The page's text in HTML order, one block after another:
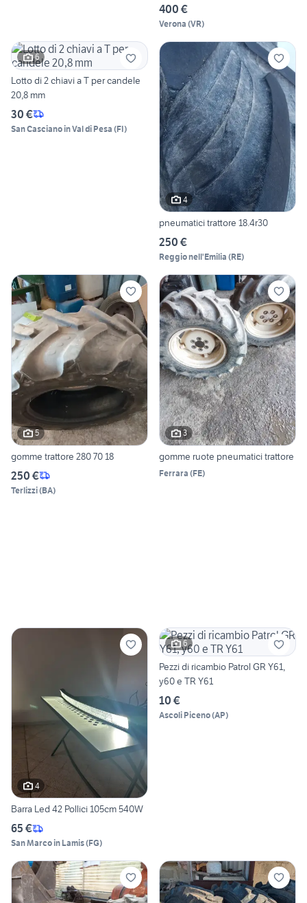
400 €
Verona (VR)
6
Lotto di 2 chiavi a T per candele
20,8 mm
30 €
San Casciano in Val di Pesa (FI)
4
pneumatici trattore 18.4r30
250 €
Reggio nell'Emilia (RE)
5
gomme trattore 280 70 18
250 €
Terlizzi(BA)
3
gomme ruote pneumatici trattore
Ferrara (FE)
4
Barra Led 42 Pollici 105cm 540W
65 €
San Marco in Lamis(FG)
6
Pezzi di ricambio Patrol GR Y61,
y60 e TR Y61
10 €
Ascoli Piceno(AP)